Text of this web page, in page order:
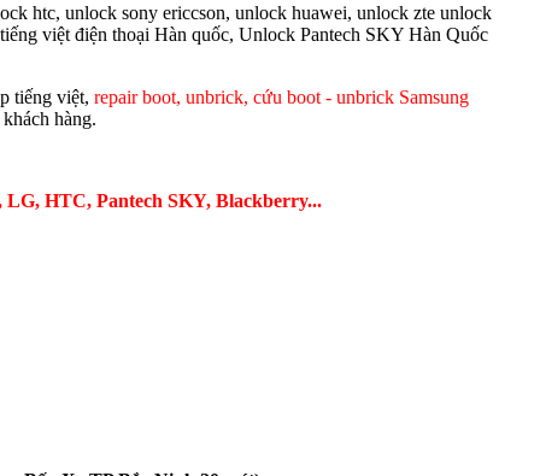
htc, unlock sony ericcson, unlock huawei, unlock zte unlock
việt điện thoại Hàn quốc, Unlock Pantech SKY Hàn Quốc
tiếng việt, repair boot, unbrick, cứu boot - unbrick Samsung
hàng.
LG, HTC, Pantech SKY, Blackberry...